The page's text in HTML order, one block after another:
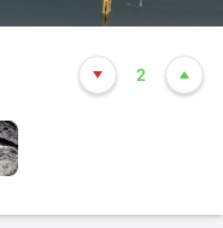
2
19